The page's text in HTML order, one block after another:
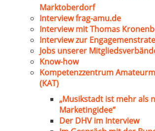
Marktoberdorf
Interview frag-amu.de
Interview mit Thomas
Interview zur
Jobs unserer
Know-how
Kompetenzzentrum
(KAT)
„Musikstadt ist mehr als
Marketingidee“
Der DHV im Interview